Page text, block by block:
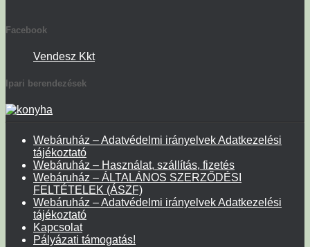
Facebook
Vendesz Kkt
Ipari berendezések
Webáruház – Adatvédelmi irányelvek Adatkezelési
tájékoztató
Webáruház – Használat, szállítás, fizetés
Webáruház – ÁLTALÁNOS SZERZŐDÉSI
FELTÉTELEK (ÁSZF)
Webáruház – Adatvédelmi irányelvek Adatkezelési
tájékoztató
Kapcsolat
Pályázati támogatás!